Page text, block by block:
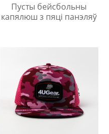
Пусты бейсбольны
капялюш з пяці панэляў